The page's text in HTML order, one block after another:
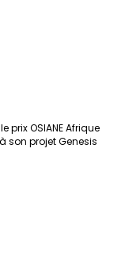
prix OSIANE Afrique
son projet Genesis